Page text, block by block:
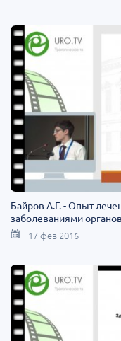
Байров А.Г. - Опыт
заболеваниями
17 фев 2016